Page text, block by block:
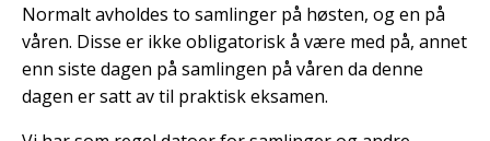
Normalt avholdes to samlinger på høsten, og en på
våren. Disse er ikke obligatorisk å være med på, annet
enn siste dagen på samlingen på våren da denne
dagen er satt av til praktisk eksamen.